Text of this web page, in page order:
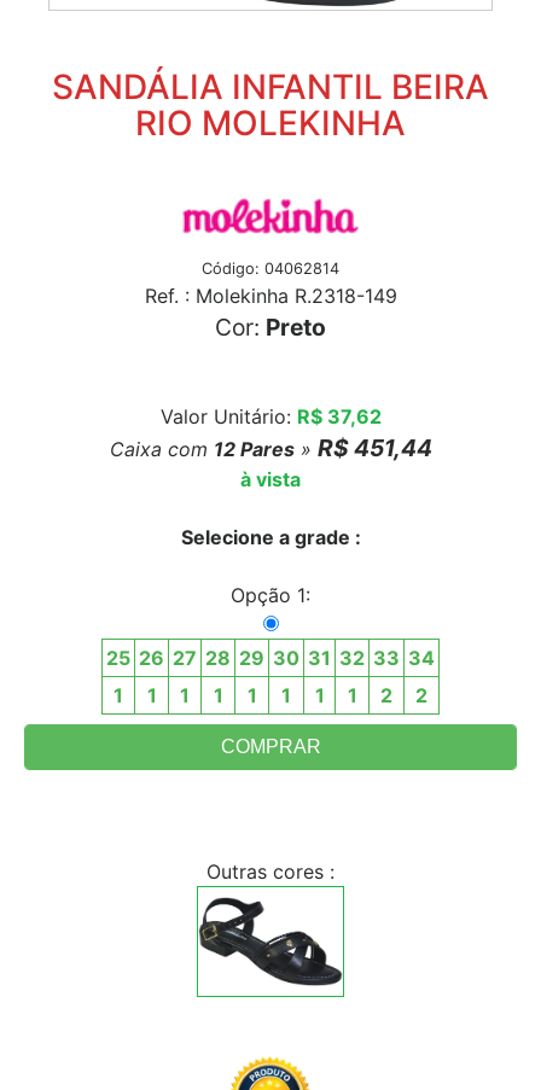
SANDÁLIA INFANTIL BEIRA
RIO MOLEKINHA
Código: 04062814
Ref. : Molekinha R.2318-149
Cor: Preto
Valor Unitário: R$ 37,62
Caixa com 12Pares» R$ 451,44
à vista
Selecione a grade :
Opção 1:
25 26 27 28 29 30 31 32 33 34
1
1 1 1 1 1 1 1 2 2
Outras cores :